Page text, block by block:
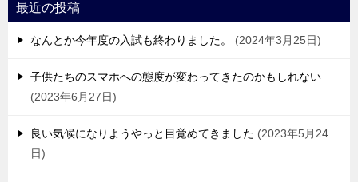
最近の投稿
なんとか今年度の入試も終わりました。 2024年3月25日
子供たちのスマホへの態度が変わってきたのかもしれない
2023年6月27日
良い気候になりようやっと目覚めてきました
2023年5月24
日